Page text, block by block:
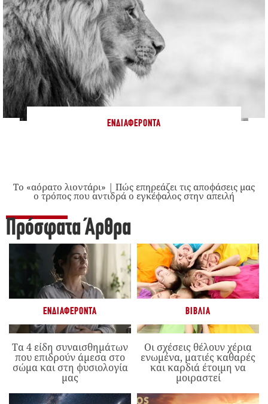
ΕΝΔΙΑΦΈΡΟΝΤΑ
Το «αόρατο λιοντάρι» | Πώς επηρεάζει τις αποφάσεις μας
ο τρόπος που αντιδρά ο εγκέφαλος στην απειλή
Πρόσφατα Άρθρα
ΕΝΔΙΑΦΈΡΟΝΤΑ
Τα 4 είδη συναισθημάτων
που επιδρούν άμεσα στο
σώμα και στη φυσιολογία
μας
ΒΙΒΛΊΑ
Οι σχέσεις θέλουν χέρια
ενωμένα, ματιές καθαρές
και καρδιά έτοιμη να
μοιραστεί